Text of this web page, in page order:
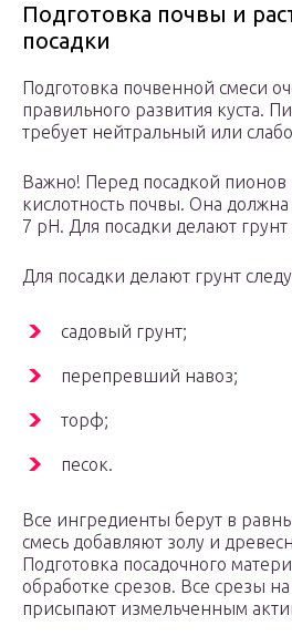
Подготовка почвы и
посадки
Подготовка почвенной смеси
правильного развития куста.
требует нейтральный или
Важно! Перед посадкой
кислотность почвы. Она
7 рН. Для посадки делают грунт
Для посадки делают грунт
садовый грунт;
перепревший навоз;
торф;
песок.
Все ингредиенты берут в
смесь добавляют золу и
Подготовка посадочного
обработке срезов. Все срезы
присыпают измельченным